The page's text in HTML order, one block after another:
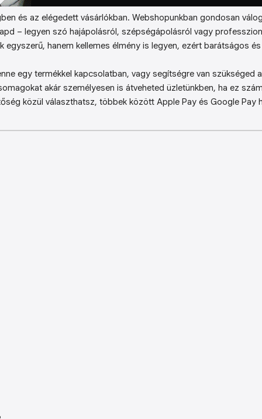
és az elégedett vásárlókban. Webshopunkban gondosan
– legyen szó hajápolásról, szépségápolásról vagy
egyszerű, hanem kellemes élmény is legyen, ezért barátságos
egy termékkel kapcsolatban, vagy segítségre van szükséged
akár személyesen is átveheted üzletünkben, ha ez
közül választhatsz, többek között Apple Pay és Google Pay